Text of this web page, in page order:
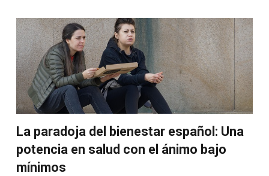
La paradoja del bienestar español: Una
potencia en salud con el ánimo bajo
mínimos